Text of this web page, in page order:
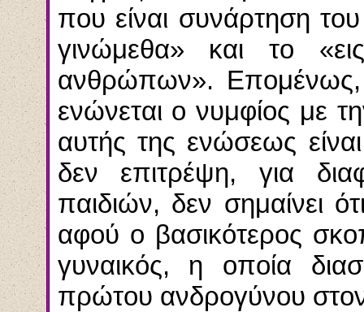
που είναι συνάρτηση
γινώμεθα» και το
ανθρώπων». Επομένως,
ενώνεται ο νυμφίος με
αυτής της ενώσεως
δεν επιτρέψη, για
παιδιών, δεν σημαίνει
αφού ο βασικότερος
γυναικός, η οποία
πρώτου ανδρογύνου